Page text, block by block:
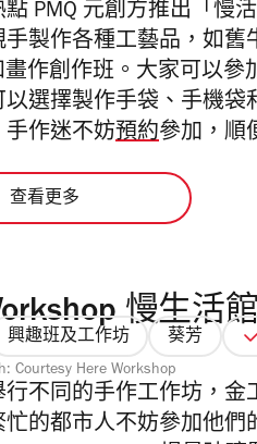
點 PMQ 元創方推出「慢
製作各種工藝品，如舊
作創作班。大家可以參
以選擇製作手袋、手機袋
手作迷不妨預約參加，順
查看更多
慢生活館
興趣班及工作坊 葵芳
Courtesy Here Workshop
行不同的手作工作坊，
忙的都市人不妨參加他們